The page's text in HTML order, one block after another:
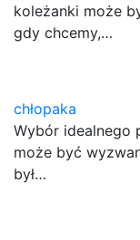
koleżanki może
gdy chcemy,…
chłopaka
Wybór idealnego
może być
był…